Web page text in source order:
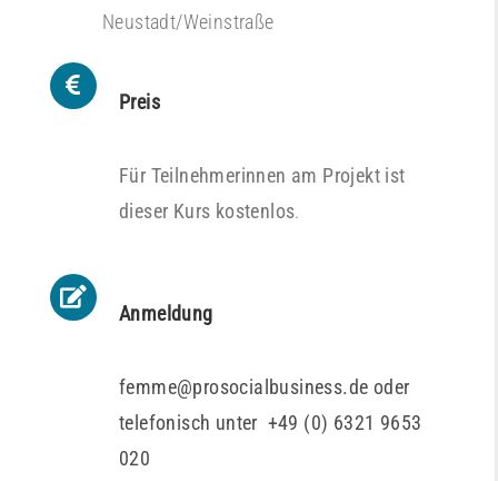
Neustadt/Weinstraße
Preis
Für Teilnehmerinnen am Projekt ist
dieser Kurs kostenlos.
Anmeldung
femme@prosocialbusiness.de oder
telefonisch unter +49 (0) 6321 9653
020